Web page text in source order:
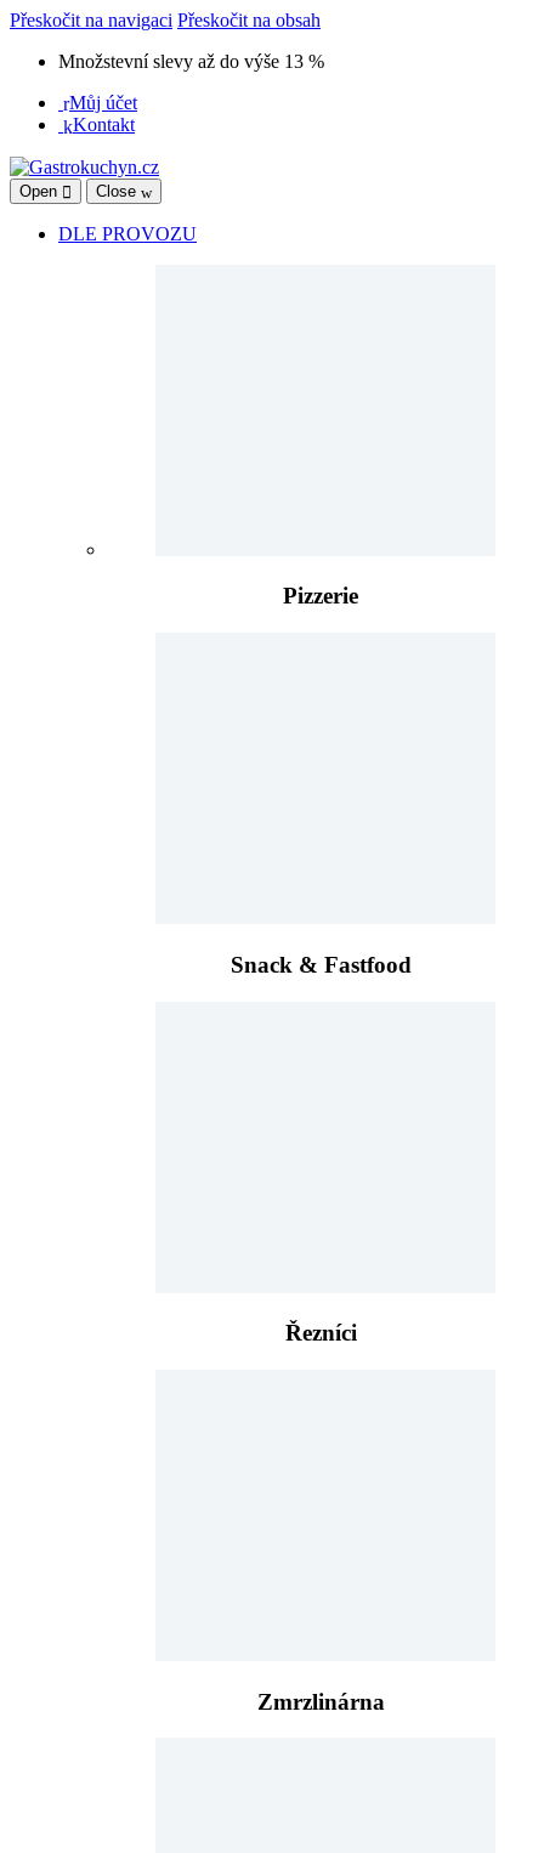
Přeskočit na navigaci Přeskočit na obsah
Množstevní slevy až do výše 13 %
Můj účet
Kontakt
Open Close
DLE PROVOZU
Pizzerie
Snack & Fastfood
Řezníci
Zmrzlinárna